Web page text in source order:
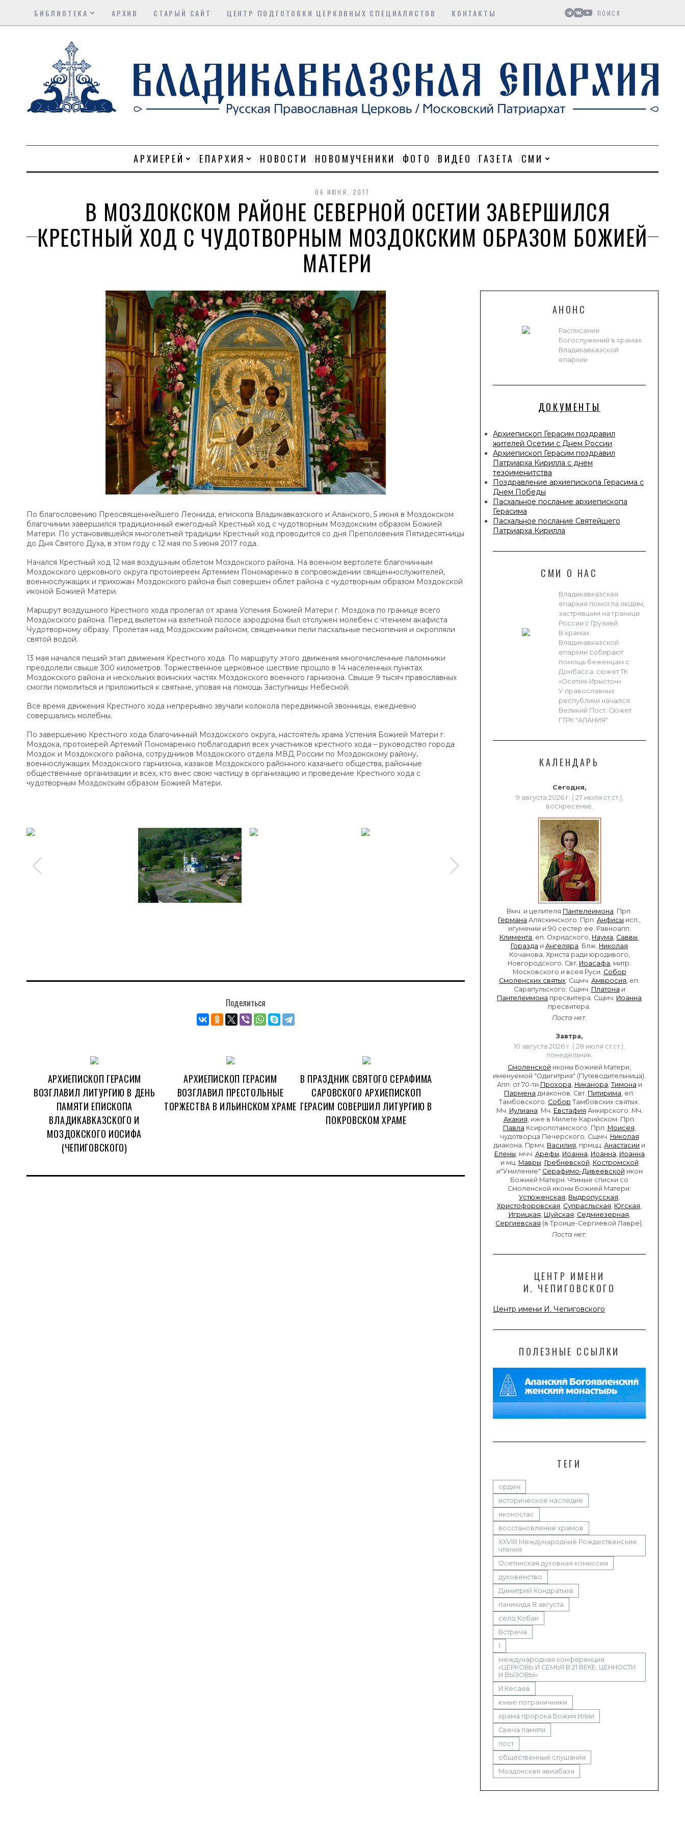
БИБЛИОТЕКА АРХИВ СТАРЫЙ САЙТ ЦЕНТР ПОДГОТОВКИ ЦЕРКОВНЫХ СПЕЦИАЛИСТОВ КОНТАКТЫ
АРХИЕРЕЙ ЕПАРХИЯ НОВОСТИ НОВОМУЧЕНИКИ ФОТО ВИДЕО ГАЗЕТА СМИ
06 ИЮНЯ, 2017
В МОЗДОКСКОМ РАЙОНЕ СЕВЕРНОЙ ОСЕТИИ ЗАВЕРШИЛСЯ
КРЕСТНЫЙ ХОД С ЧУДОТВОРНЫМ МОЗДОКСКИМ ОБРАЗОМ БОЖИЕЙ
МАТЕРИ
АНОНС
Расписание
Богослужений в храмах
Владикавказской
епархии
ДОКУМЕНТЫ
Архиепископ Герасим поздравил
жителей Осетии с Днем России
Архиепископ Герасим поздравил
Патриарха Кирилла с днем
тезоименитства
Поздравление архиепископа Герасима с
Днем Победы
Пасхальное послание архиепископа
Герасима
Пасхальное послание Святейшего
Патриарха Кирилла
СМИ О НАС
Владикавказская
епархия помогла людям,
застрявшим на границе
России с Грузией
В храмах
Владикавказской
епархии собирают
помощь беженцам с
Донбасса. сюжет ТК
«Осетия-Ирыстон»
У православных
республики начался
Великий Пост. Сюжет
ГТРК "АЛАНИЯ"
КАЛЕНДАРЬ
Сегодня,
9 августа 2026 г. ( 27 июля ст.ст.),
воскресенье.
Вмч. и целителя Пантелеимона . Прп.
Германа Аляскинского. Прп. Анфисы исп.,
игумении и 90 сестер ее. Равноапп.
Климента , еп. Охридского, Наума Саввы
Горазда и Ангеляра . Блж. Николая
Кочанова, Христа ради юродивого,
Новгородского. Свт. Иоасафа , митр.
Московского и всея Руси. Собор
Смоленских святых . Сщмч. Амвросия , еп.
Сарапульского. Сщмч. Платона и
Пантелеимона пресвитера. Сщмч. Иоанна
пресвитера.
Поста нет.
Завтра,
10 августа 2026 г. ( 28 июля ст.ст.),
понедельник.
Смоленской иконы Божией Матери,
именуемой "Одигитрия" (Путеводительница).
Апп. от 70-ти Прохора Никанора Тимона и
Пармена диаконов. Свт. Питирима , еп.
Тамбовского. Собор Тамбовских святых.
Мч. Иулиана . Мч. Евстафия Анкирского. Мч.
Акакия , иже в Милете Карийском. Прп.
Павла Ксиропотамского. Прп. Моисея
чудотворца Печерского. Сщмч. Николая
диакона. Прмч. Василия , прмцц. Анастасии и
Елены , мчч. Арефы Иоанна Иоанна Иоанна
и мц. Мавры Гребневской Костромской
и"Умиление" Серафимо-Дивеевской икон
Божией Матери. Чтимые списки со
Смоленской иконы Божией Матери:
Устюженская Выдропусская
Христофоровская Супрасльская Югская
Игрицкая Шуйская Седмиезерная
Сергиевская (в Троице-Сергиевой Лавре).
Поста нет.
ЦЕНТР ИМЕНИ
И. ЧЕПИГОВСКОГО
Центр имени И. Чепиговского
ПОЛЕЗНЫЕ ССЫЛКИ
ТЕГИ
орден
историческое наследие
иконостас
восстановление храмов
XXVIIII Международные Рождественские
чтения
Осетинская духовная комиссия
духовенство
Димитрий Кондратьев
панихида 8 августа
село Кобан
Встреча
1
международная конференция
«ЦЕРКОВЬ И СЕМЬЯ В 21 ВЕКЕ. ЦЕННОСТИ
И ВЫЗОВЫ»
И.Кесаев
юные пограничники
храма пророка Божия Илии
Свеча памяти
пост
общественные слушания
Моздокская авиабаза
По благословению Преосвященнейшего Леонида, епископа Владикавказского и Аланского, 5 июня в Моздокском
благочинии завершился традиционный ежегодный Крестный ход с чудотворным Моздокским образом Божией
Матери. По установившейся многолетней традиции Крестный ход проводится со дня Преполовения Пятидесятницы
до Дня Святого Духа, в этом году с 12 мая по 5 июня 2017 года.
Начался Крестный ход 12 мая воздушным облетом Моздокского района. На военном вертолете благочинным
Моздокского церковного округа протоиереем Артемием Пономаренко в сопровождении священнослужителей,
военнослужащих и прихожан Моздокского района был совершен облет района с чудотворным образом Моздокской
иконой Божией Матери.
Маршрут воздушного Крестного хода пролегал от храма Успения Божией Матери г. Моздока по границе всего
Моздокского района. Перед вылетом на взлетной полосе аэродрома был отслужен молебен с чтением акафиста
Чудотворному образу. Пролетая над Моздокским районом, священники пели пасхальные песнопения и окропляли
святой водой.
13 мая начался пеший этап движения Крестного хода. По маршруту этого движения многочисленные паломники
преодолели свыше 300 километров. Торжественное церковное шествие прошло в 14 населенных пунктах
Моздокского района и нескольких воинских частях Моздокского военного гарнизона. Свыше 9 тысяч православных
смогли помолиться и приложиться к святыне, уповая на помощь Заступницы Небесной.
Все время движения Крестного хода непрерывно звучали колокола передвижной звонницы, ежедневно
совершались молебны.
По завершению Крестного хода благочинный Моздокского округа, настоятель храма Успения Божией Матери г.
Моздока, протоиерей Артемий Пономаренко поблагодарил всех участников крестного хода – руководство города
Моздок и Моздокского района, сотрудников Моздокского отдела МВД России по Моздокскому району,
военнослужащих Моздокского гарнизона, казаков Моздокского районного казачьего общества, районные
общественные организации и всех, кто внес свою частицу в организацию и проведение Крестного хода с
чудотворным Моздокским образом Божией Матери.
Поделиться
АРХИЕПИСКОП ГЕРАСИМ
ВОЗГЛАВИЛ ЛИТУРГИЮ В ДЕНЬ
ПАМЯТИ ЕПИСКОПА
ВЛАДИКАВКАЗСКОГО И
МОЗДОКСКОГО ИОСИФА
(ЧЕПИГОВСКОГО)
АРХИЕПИСКОП ГЕРАСИМ
ВОЗГЛАВИЛ ПРЕСТОЛЬНЫЕ
ТОРЖЕСТВА В ИЛЬИНСКОМ ХРАМЕ
В ПРАЗДНИК СВЯТОГО СЕРАФИМА
САРОВСКОГО АРХИЕПИСКОП
ГЕРАСИМ СОВЕРШИЛ ЛИТУРГИЮ В
ПОКРОВСКОМ ХРАМЕ